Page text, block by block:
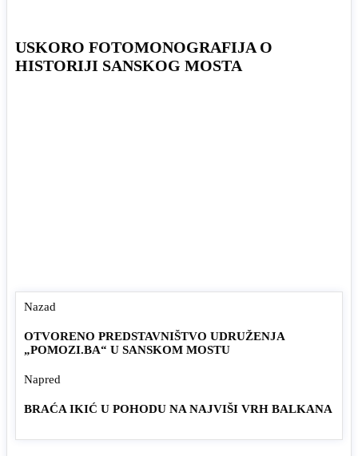
USKORO FOTOMONOGRAFIJA O
HISTORIJI SANSKOG MOSTA
Nazad
OTVORENO PREDSTAVNIŠTVO UDRUŽENJA
„POMOZI.BA“ U SANSKOM MOSTU
Napred
BRAĆA IKIĆ U POHODU NA NAJVIŠI VRH BALKANA